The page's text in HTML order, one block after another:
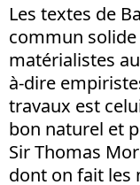
Les textes de
commun
matérialistes
à-dire
travaux est
bon naturel et
Sir Thomas
dont on fait les